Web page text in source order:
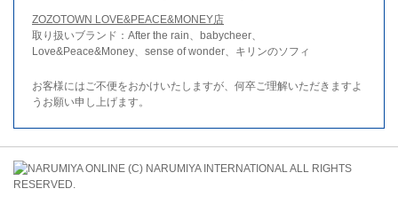
ZOZOTOWN LOVE&PEACE&MONEY店
取り扱いブランド：After the rain、babycheer、
Love&Peace&Money、sense of wonder、キリンのソフィ
お客様にはご不便をおかけいたしますが、何卒ご理解いただきますよ
うお願い申し上げます。